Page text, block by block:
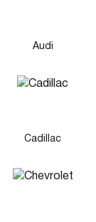
Audi
Cadillac